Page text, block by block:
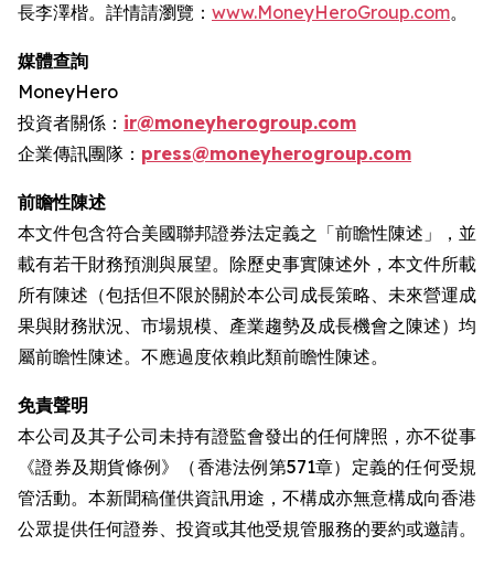
長李澤楷。詳情請瀏覽： www.MoneyHeroGroup.com。
媒體查詢
MoneyHero
投資者關係： ir@moneyherogroup.com
企業傳訊團隊： press@moneyherogroup.com
前瞻性陳述
本文件包含符合美國聯邦證券法定義之「前瞻性陳述」，並
載有若干財務預測與展望。除歷史事實陳述外，本文件所載
所有陳述（包括但不限於關於本公司成長策略、未來營運成
果與財務狀況、市場規模、產業趨勢及成長機會之陳述）均
屬前瞻性陳述。不應過度依賴此類前瞻性陳述。
免責聲明
本公司及其子公司未持有證監會發出的任何牌照，亦不從事
《證券及期貨條例》（香港法例第571章）定義的任何受規
管活動。本新聞稿僅供資訊用途，不構成亦無意構成向香港
公眾提供任何證券、投資或其他受規管服務的要約或邀請。